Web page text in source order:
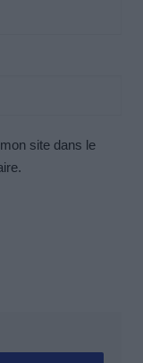
site dans le